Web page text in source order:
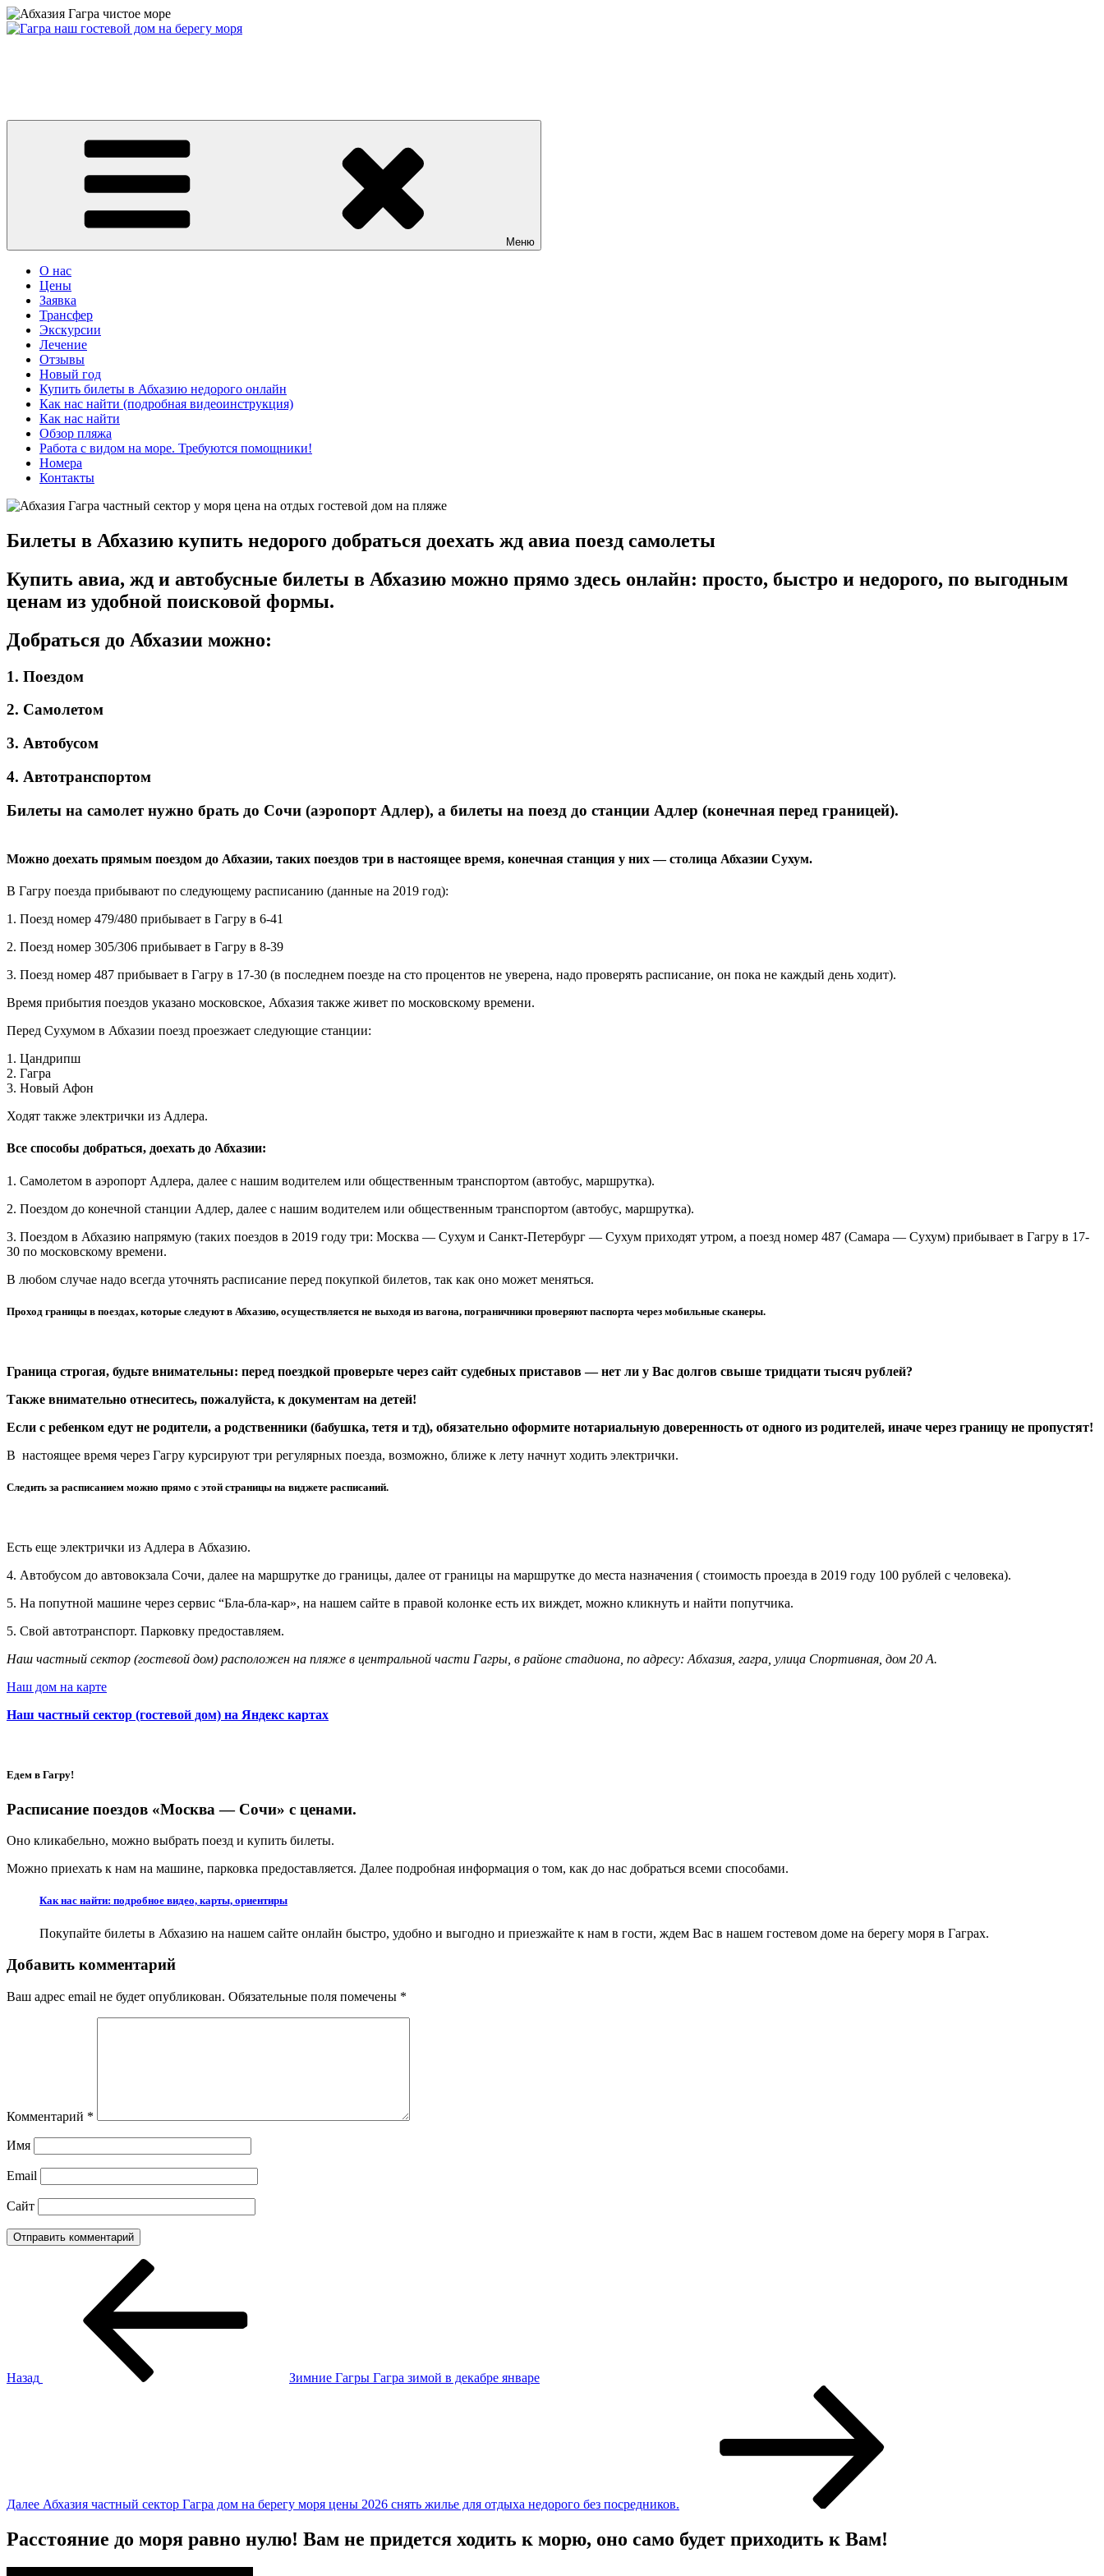
Перейти
к
Меню
О нас
Цены
Заявка
Трансфер
Экскурсии
Лечение
Отзывы
Новый год
Купить билеты в Абхазию недорого онлайн
Как нас найти (подробная видеоинструкция)
Как нас найти
Обзор пляжа
Работа с видом на море. Требуются помощники!
Номера
Контакты
Билеты в Абхазию купить недорого добраться доехать жд авиа поезд самолеты
Купить авиа, жд и автобусные билеты в Абхазию можно прямо здесь онлайн: просто, быстро и недорого, по выгодным
ценам из удобной поисковой формы.
Добраться до Абхазии можно:
1. Поездом
2. Самолетом
3. Автобусом
4. Автотранспортом
Билеты на самолет нужно брать до Сочи (аэропорт Адлер), а билеты на поезд до станции Адлер (конечная перед границей).
Можно доехать прямым поездом до Абхазии, таких поездов три в настоящее время, конечная станция у них — столица Абхазии Сухум.
В Гагру поезда прибывают по следующему расписанию (данные на 2019 год):
1. Поезд номер 479/480 прибывает в Гагру в 6-41
2. Поезд номер 305/306 прибывает в Гагру в 8-39
3. Поезд номер 487 прибывает в Гагру в 17-30 (в последнем поезде на сто процентов не уверена, надо проверять расписание, он пока не каждый день ходит).
Время прибытия поездов указано московское, Абхазия также живет по московскому времени.
Перед Сухумом в Абхазии поезд проезжает следующие станции:
1. Цандрипш
2. Гагра
3. Новый Афон
Ходят также электрички из Адлера.
Все способы добраться, доехать до Абхазии:
1. Самолетом в аэропорт Адлера, далее с нашим водителем или общественным транспортом (автобус, маршрутка).
2. Поездом до конечной станции Адлер, далее с нашим водителем или общественным транспортом (автобус, маршрутка).
3. Поездом в Абхазию напрямую (таких поездов в 2019 году три: Москва — Сухум и Санкт-Петербург — Сухум приходят утром, а поезд номер 487 (Самара — Сухум) прибывает в Гагру в 17-
30 по московскому времени.
В любом случае надо всегда уточнять расписание перед покупкой билетов, так как оно может меняться.
Проход границы в поездах, которые следуют в Абхазию, осуществляется не выходя из вагона, пограничники проверяют паспорта через мобильные сканеры.
Граница строгая, будьте внимательны: перед поездкой проверьте через сайт судебных приставов — нет ли у Вас долгов свыше тридцати тысяч рублей?
Также внимательно отнеситесь, пожалуйста, к документам на детей!
Если с ребенком едут не родители, а родственники (бабушка, тетя и тд), обязательно оформите нотариальную доверенность от одного из родителей, иначе через границу не пропустят!
В настоящее время через Гагру курсируют три регулярных поезда, возможно, ближе к лету начнут ходить электрички.
Следить за расписанием можно прямо с этой страницы на виджете расписаний.
Есть еще электрички из Адлера в Абхазию.
4. Автобусом до автовокзала Сочи, далее на маршрутке до границы, далее от границы на маршрутке до места назначения ( стоимость проезда в 2019 году 100 рублей с человека).
5. На попутной машине через сервис “Бла-бла-кар», на нашем сайте в правой колонке есть их виждет, можно кликнуть и найти попутчика.
5. Свой автотранспорт. Парковку предоставляем.
Наш частный сектор (гостевой дом) расположен на пляже в центральной части Гагры, в районе стадиона, по адресу: Абхазия, гагра, улица Спортивная, дом 20 А.
Наш дом на карте
Наш частный сектор (гостевой дом) на Яндекс картах
Едем в Гагру!
Расписание поездов «Москва — Сочи» с ценами.
Оно кликабельно, можно выбрать поезд и купить билеты.
Можно приехать к нам на машине, парковка предоставляется. Далее подробная информация о том, как до нас добраться всеми способами.
Как нас найти: подробное видео, карты, ориентиры
Покупайте билеты в Абхазию на нашем сайте онлайн быстро, удобно и выгодно и приезжайте к нам в гости, ждем Вас в нашем гостевом доме на берегу моря в Гаграх.
Добавить комментарий
Ваш адрес email не будет опубликован. Обязательные поля помечены *
Комментарий *
Имя
Email
Сайт
Назад
Зимние Гагры Гагра зимой в декабре январе
Далее Абхазия частный сектор Гагра дом на берегу моря цены 2026 снять жилье для отдыха недорого без посредников.
Расстояние до моря равно нулю! Вам не придется ходить к морю, оно само будет приходить к Вам!